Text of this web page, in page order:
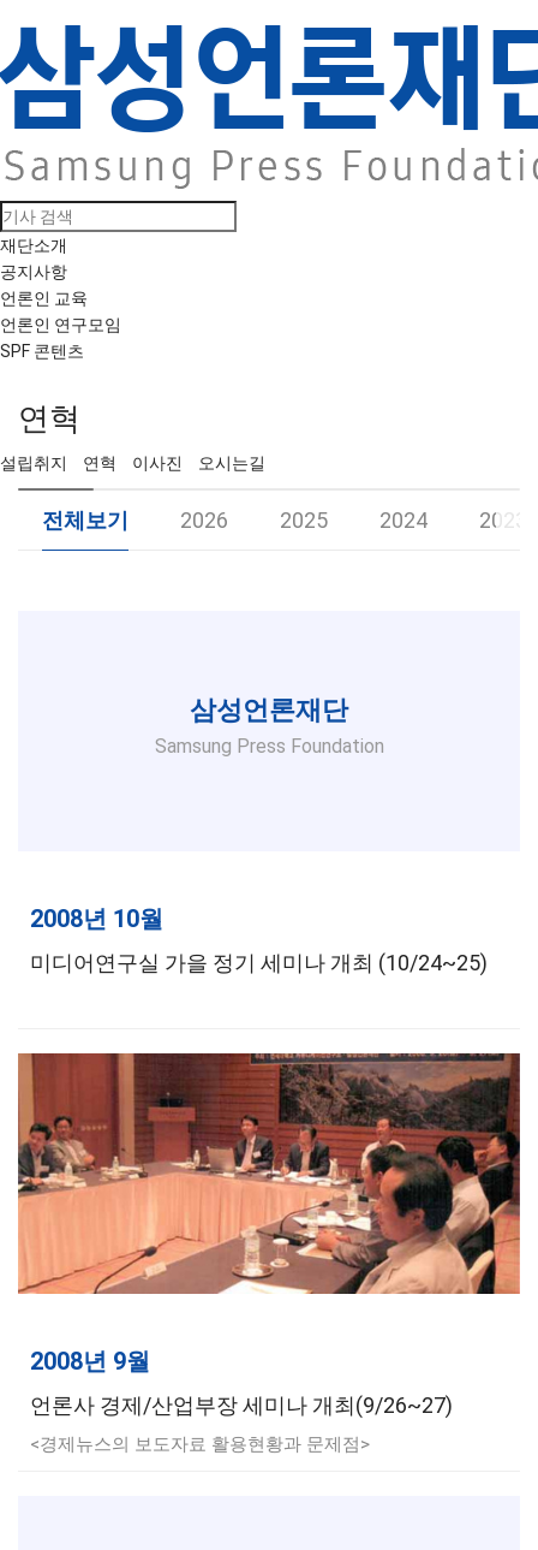
재단소개
공지사항
언론인 교육
언론인 연구모임
SPF 콘텐츠
연혁
설립취지 연혁 이사진 오시는길
전체보기 2026 2025 2024 2023
삼성언론재단
Samsung Press Foundation
2008년 10월
미디어연구실 가을 정기 세미나 개최 (10/24~25)
2008년 9월
언론사 경제/산업부장 세미나 개최(9/26~27)
<경제뉴스의 보도자료 활용현황과 문제점>